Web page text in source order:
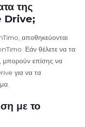
της
Drive;
αποθηκεύονται
Εάν θέλετε να τα
μπορούν επίσης να
για να τα
με το